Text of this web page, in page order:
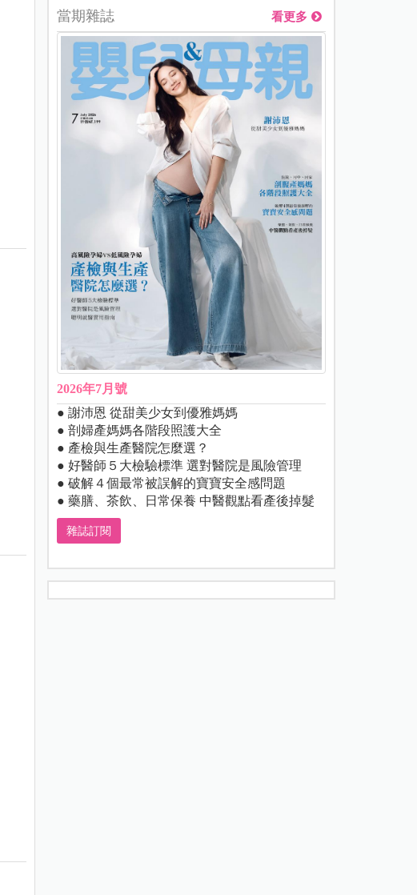
當期雜誌 看更多
2026年7月號
● 謝沛恩 從甜美少女到優雅媽媽
● 剖婦產媽媽各階段照護大全
● 產檢與生產醫院怎麼選？
● 好醫師５大檢驗標準 選對醫院是風險管理
● 破解４個最常被誤解的寶寶安全感問題
● 藥膳、茶飲、日常保養 中醫觀點看產後掉髮
雜誌訂閱